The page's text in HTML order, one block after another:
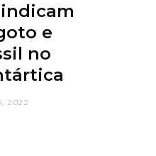
e
no
2022